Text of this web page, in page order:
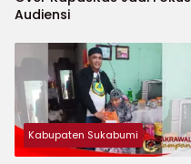
Audiensi
Kabupaten Sukabumi